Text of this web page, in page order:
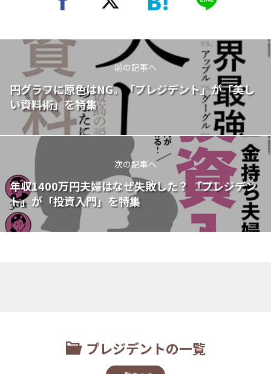
前の記事へ
円グラフに原色はNG。「プレジデント」が「美し
い資料術」を特集
次の記事へ
年収1400万円夫婦はなぜ失敗した？ 「プレジデン
ト」が「投資入門」を特集
プレジデントの一覧